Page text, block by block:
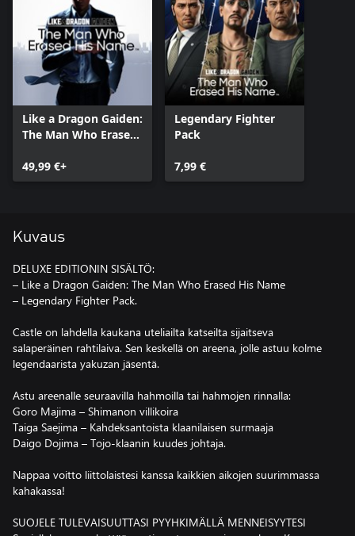
Like a Dragon Gaiden:
The Man Who Erased
49,99 €+
Legendary Fighter
Pack
7,99 €
Kuvaus
DELUXE EDITIONIN SISÄLTÖ:
– Like a Dragon Gaiden: The Man Who Erased His Name
– Legendary Fighter Pack.
Castle on lahdella kaukana uteliailta katseilta sijaitseva
salaperäinen rahtilaiva. Sen keskellä on areena, jolle astuu kolme
legendaarista yakuzan jäsentä.
Astu areenalle seuraavilla hahmoilla tai hahmojen rinnalla:
Goro Majima – Shimanon villikoira
Taiga Saejima – Kahdeksantoista klaanilaisen surmaaja
Daigo Dojima – Tojo-klaanin kuudes johtaja.
Nappaa voitto liittolaistesi kanssa kaikkien aikojen suurimmassa
kahakassa!
SUOJELE TULEVAISUUTTASI PYYHKIMÄLLÄ MENNEISYYTESI